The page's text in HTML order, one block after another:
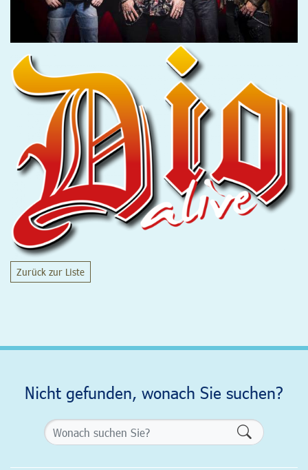
Zurück zur Liste
Nicht gefunden, wonach Sie suchen?